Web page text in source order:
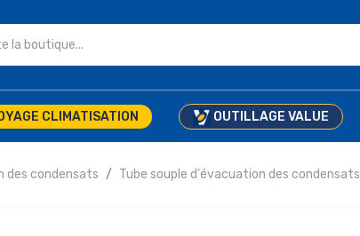
CLIMATISATION OUTILLAGE VALUE
des condensats Tube souple d'évacuation des condensats